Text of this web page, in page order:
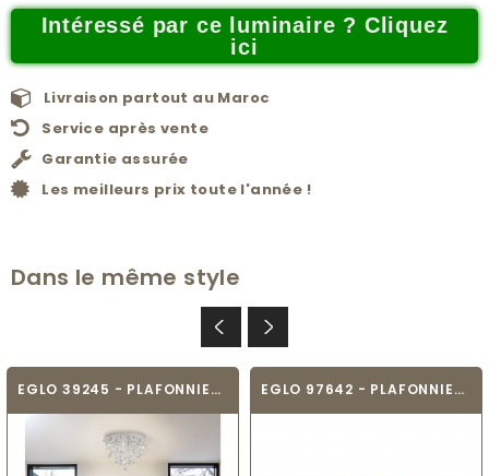
Intéressé par ce luminaire ? Cliquez
ici
Livraison partout au Maroc
Service après vente
Garantie assurée
Les meilleurs prix toute l'année !
Dans le même style
EGLO 39245 - PLAFONNIER CRYSTAL - PIANOPOLI EGLO 97642 - PLAFONNIER TEXTILE - VISERBELLA